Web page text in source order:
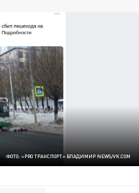
ФОТО: «PRO ТРАНСПОРТ» ВЛАДИМИР NEWS/VK.COM